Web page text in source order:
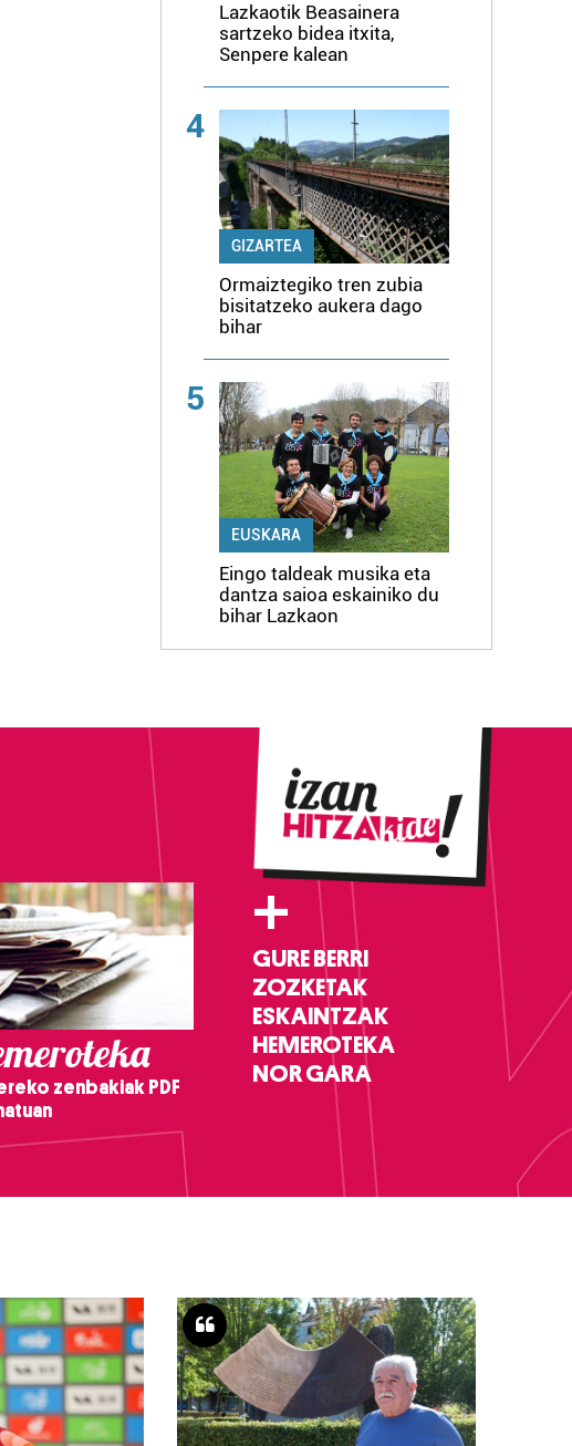
Lazkaotik Beasainera
sartzeko bidea itxita,
Senpere kalean
4
GIZARTEA
Ormaiztegiko tren zubia
bisitatzeko aukera dago
bihar
5
EUSKARA
Eingo taldeak musika eta
dantza saioa eskainiko du
bihar Lazkaon
zenbakiak PDF
+
GURE BERRI
ZOZKETAK
ESKAINTZAK
HEMEROTEKA
NOR GARA